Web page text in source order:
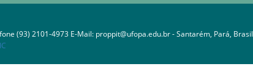
(93) 2101-4973 E-Mail: proppit@ufopa.edu.br - Santarém, Pará, Brasil